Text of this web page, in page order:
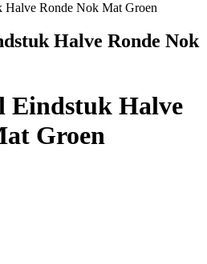
Ronde Nok Mat Groen
Halve Ronde Nok
Halve
Groen